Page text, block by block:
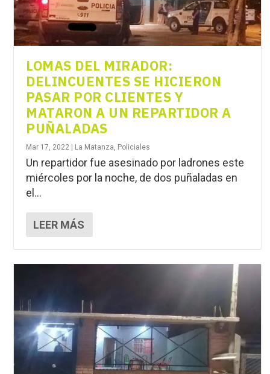
LOMAS DEL MIRADOR:
DELINCUENTES SE HICIERON
PASAR POR CLIENTES Y
MATARON A UN REPARTIDOR A
PUÑALADAS
Mar 17, 2022 La Matanza, Policiales
Un repartidor fue asesinado por ladrones este
miércoles por la noche, de dos puñaladas en
el...
LEER MÁS